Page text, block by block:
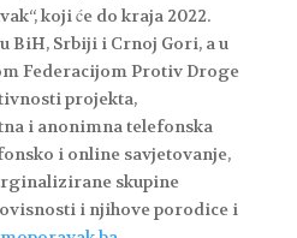
koji će do kraja 2022.
BiH, Srbiji i Crnoj Gori, a u
Federacijom Protiv Droge
projekta,
i anonimna telefonska
i online savjetovanje,
skupine
i njihove porodice i